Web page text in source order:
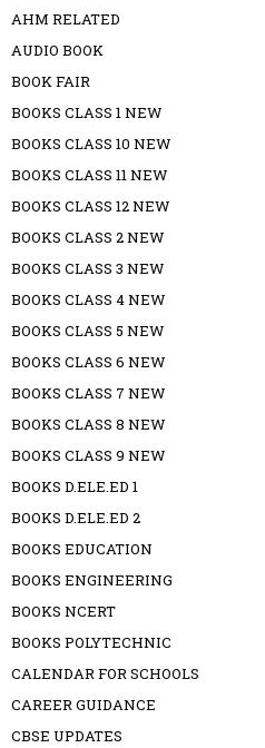
AHM RELATED
AUDIO BOOK
BOOK FAIR
BOOKS CLASS 1 NEW
BOOKS CLASS 10 NEW
BOOKS CLASS 11 NEW
BOOKS CLASS 12 NEW
BOOKS CLASS 2 NEW
BOOKS CLASS 3 NEW
BOOKS CLASS 4 NEW
BOOKS CLASS 5 NEW
BOOKS CLASS 6 NEW
BOOKS CLASS 7 NEW
BOOKS CLASS 8 NEW
BOOKS CLASS 9 NEW
BOOKS D.ELE.ED 1
BOOKS D.ELE.ED 2
BOOKS EDUCATION
BOOKS ENGINEERING
BOOKS NCERT
BOOKS POLYTECHNIC
CALENDAR FOR SCHOOLS
CAREER GUIDANCE
CBSE UPDATES